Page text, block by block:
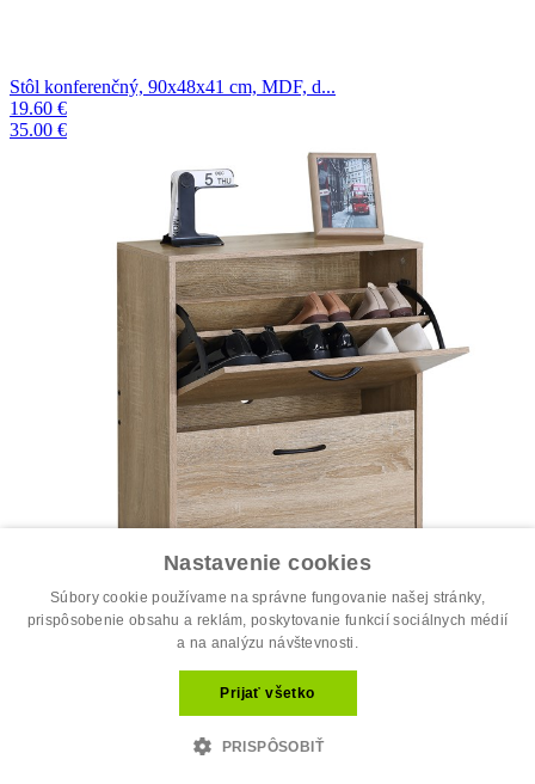
Stôl konferenčný, 90x48x41 cm, MDF, d...
19.60 €
35.00 €
Botník, mdf, hnedá, ABO-G1014 OAK
Nastavenie cookies
Súbory cookie používame na správne fungovanie našej stránky,
prispôsobenie obsahu a reklám, poskytovanie funkcií sociálnych médií
a na analýzu návštevnosti.
Prijať všetko
PRISPÔSOBIŤ